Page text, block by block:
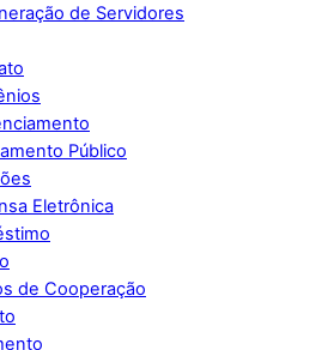
de Servidores
Público
Eletrônica
de Cooperação